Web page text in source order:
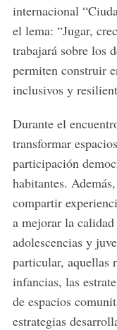
internacional
el lema: “Jugar,
trabajará sobre los
permiten construir
inclusivos y
Durante el
transformar
participación
habitantes.
compartir
a mejorar la
adolescencias y
particular, aquellas
infancias, las
de espacios
estrategias